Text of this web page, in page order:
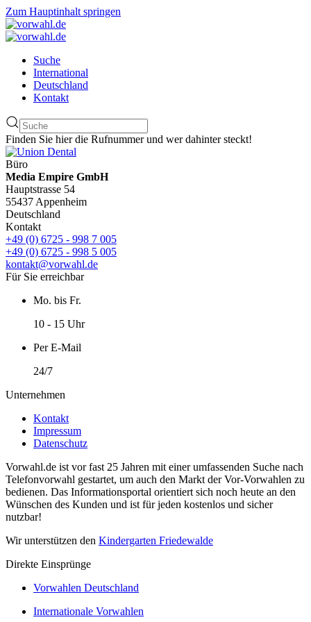
Zum Hauptinhalt springen
Suche
International
Deutschland
Kontakt
Finden Sie hier die Rufnummer und wer dahinter steckt!
Büro
Media Empire GmbH
Hauptstrasse 54
55437 Appenheim
Deutschland
Kontakt
+49 (0) 6725 - 998 7 005
+49 (0) 6725 - 998 5 005
kontakt@vorwahl.de
Für Sie erreichbar
Mo. bis Fr.
10 - 15 Uhr
Per E-Mail
24/7
Unternehmen
Kontakt
Impressum
Datenschutz
Vorwahl.de ist vor fast 25 Jahren mit einer umfassenden Suche nach
Telefonvorwahl gestartet, um auch den Markt der Vor-Vorwahlen zu
bedienen. Das Informationsportal orientiert sich noch heute an den
Wünschen des Kunden und ist für jeden kostenlos und sicher
nutzbar!
Wir unterstützen den Kindergarten Friedewalde
Direkte Einsprünge
Vorwahlen Deutschland
Internationale Vorwahlen